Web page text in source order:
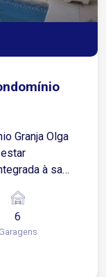
Granja Olga
à sala
Área
Área de
com
6
Garagens